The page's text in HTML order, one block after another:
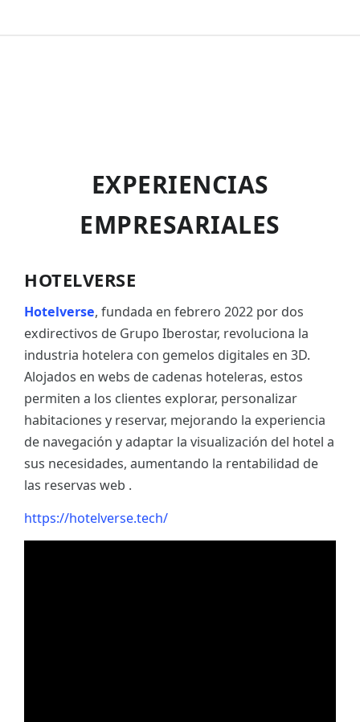
EXPERIENCIAS
EMPRESARIALES
HOTELVERSE
Hotelverse, fundada en febrero 2022 por dos
exdirectivos de Grupo Iberostar, revoluciona la
industria hotelera con gemelos digitales en 3D.
Alojados en webs de cadenas hoteleras, estos
permiten a los clientes explorar, personalizar
habitaciones y reservar, mejorando la experiencia
de navegación y adaptar la visualización del hotel a
sus necesidades, aumentando la rentabilidad de
las reservas web .
https://hotelverse.tech/